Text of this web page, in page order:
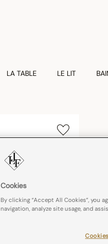
LA TABLE LE LIT
Cookies
By clicking “Accept All Cookies”, you
navigation, analyze site usage, and